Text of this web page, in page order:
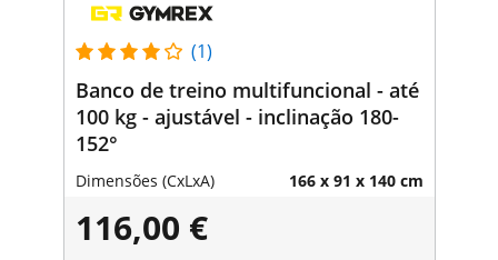
(1)
Banco de treino multifuncional - até
100 kg - ajustável - inclinação 180-
152°
Dimensões (CxLxA) 166 x 91 x 140 cm
116,00 €